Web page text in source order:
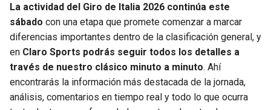
La actividad del Giro de Italia 2026 continúa este
sábado con una etapa que promete comenzar a marcar
diferencias importantes dentro de la clasificación general, y
en Claro Sports podrás seguir todos los detalles a
través de nuestro clásico minuto a minuto. Ahí
encontrarás la información más destacada de la jornada,
análisis, comentarios en tiempo real y todo lo que ocurra